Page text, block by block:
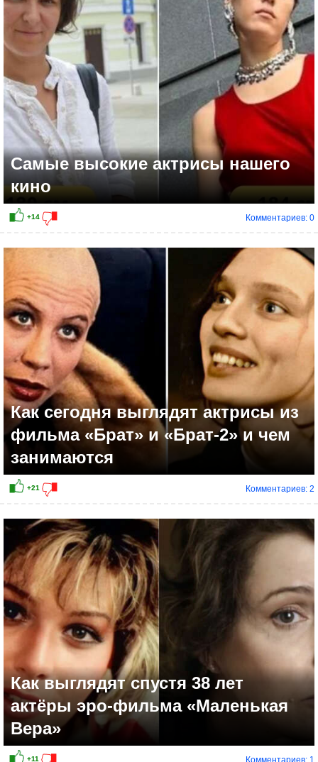
+5
+7
Самые высокие актрисы нашего
кино
Комментариев: 0
Как сегодня выглядят актрисы из
фильма «Брат» и «Брат-2» и чем
занимаются
Комментариев: 2
Как выглядят спустя 38 лет
актёры эро-фильма «Маленькая
Вера»